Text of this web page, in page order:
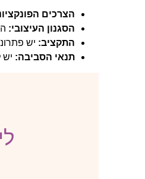
הצרכים
הסגנון העיצובי:
התקציב: יש
תנאי הסביבה: יש